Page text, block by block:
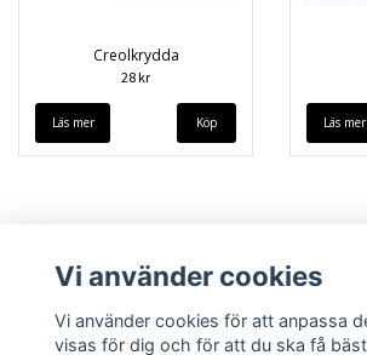
Creolkrydda
28 kr
Läs mer Läs mer
Vi använder cookies
Vi använder cookies för att anpassa
visas för dig och för att du ska få